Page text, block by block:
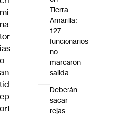
mi
na
tor
ias
o
an
tid
ep
ort
Tierra
Amarilla:
127
funcionarios
no
marcaron
salida
Deberán
sacar
rejas